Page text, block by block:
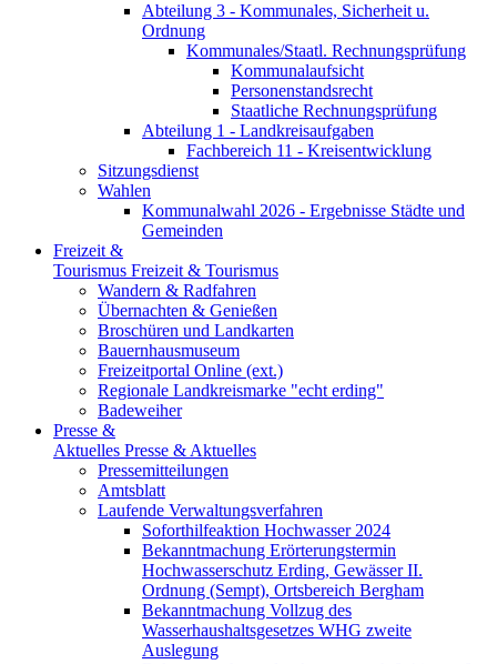
Abteilung 3 - Kommunales, Sicherheit u.
Ordnung
Kommunales/Staatl. Rechnungsprüfung
Kommunalaufsicht
Personenstandsrecht
Staatliche Rechnungsprüfung
Abteilung 1 - Landkreisaufgaben
Fachbereich 11 - Kreisentwicklung
Sitzungsdienst
Wahlen
Kommunalwahl 2026 - Ergebnisse Städte und
Gemeinden
Freizeit &
Tourismus Freizeit & Tourismus
Wandern & Radfahren
Übernachten & Genießen
Broschüren und Landkarten
Bauernhausmuseum
Freizeitportal Online (ext.)
Regionale Landkreismarke "echt erding"
Badeweiher
Presse &
Aktuelles Presse & Aktuelles
Pressemitteilungen
Amtsblatt
Laufende Verwaltungsverfahren
Soforthilfeaktion Hochwasser 2024
Bekanntmachung Erörterungstermin
Hochwasserschutz Erding, Gewässer II.
Ordnung (Sempt), Ortsbereich Bergham
Bekanntmachung Vollzug des
Wasserhaushaltsgesetzes WHG zweite
Auslegung